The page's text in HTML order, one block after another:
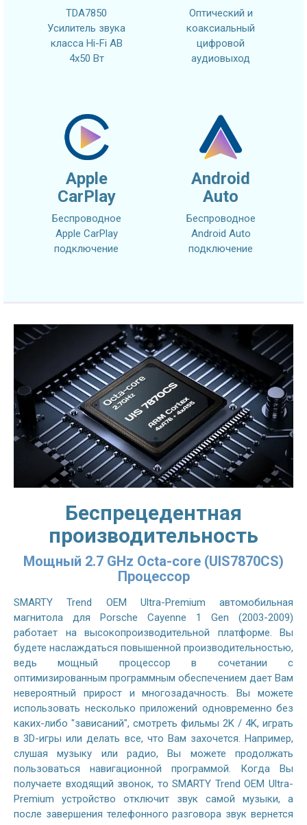
TDA7850
Усилитель звука
класса Hi-Fi AB
4x50 Вт
Оптический и
коаксиальный
цифровой
аудиовыход
Apple
CarPlay
Беспроводное
Apple CarPlay
подключение
Android
Auto
Беспроводное
Android Auto
подключение
Беспрецедентная
производительность
Мощный 2.7 GHz Octa-core (UIS7870CS)
Процессор
SMARTY Trend OEM Ultra-Premium автомобильная
магнитола для Porsche Cayenne 1 Gen (2003-2009)
работает на высокопроизводительной платформе. Вы
будете наслаждаться повышенной производительностью,
ведь мощный процессор в сочетании с
оптимизированным программным обеспечением дает Вам
невероятный прирост и многозадачность. Вы можете
использовать несколько приложений одновременно без
каких-либо "зависаний", смотреть фильмы 2K / 4K, играть
в 3D-игры или делать все, что Вам захочется. Например,
слушая музыку или радио, Вы можете продолжать
пользоваться навигационной программой. Когда Вы
получаете входящий звонок, то SMARTY Trend OEM Ultra-
Premium устройство отключит звук самой музыки, а
после завершения телефонного разговора звук вернется